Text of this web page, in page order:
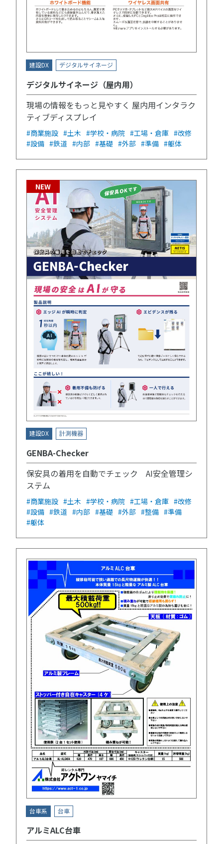
建設DX デジタルサイネージ
デジタルサイネージ（屋内用）
現場の情報をもっと見やすく 屋内用インタラク
ティブディスプレイ
#商業施設 #土木 #学校・病院 #工場・倉庫 #改修
#設備 #鉄道 #内部 #基礎 #外部 #準備 #躯体
NEW
建設DX 計測機器
GENBA-Checker
保安具の着用を自動でチェック AI安全管理シ
ステム
#商業施設 #土木 #学校・病院 #工場・倉庫 #改修
#設備 #鉄道 #内部 #基礎 #外部 #整備 #準備
#躯体
台車系 台車
アルミALC台車